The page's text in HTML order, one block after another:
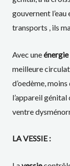
gouvernent
transports , ils
Avec uneénergie
meilleure
d’oedème,
l’appareil génital
ventre
LA VESSIE :